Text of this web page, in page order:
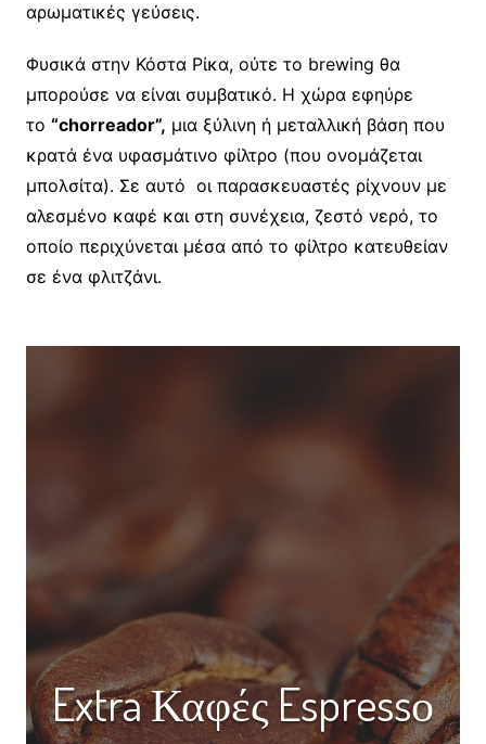
αρωματικές γεύσεις.
Φυσικά στην Κόστα Ρίκα, ούτε το brewing θα
μπορούσε να είναι συμβατικό. Η χώρα εφηύρε
το “chorreador”, μια ξύλινη ή μεταλλική βάση που
κρατά ένα υφασμάτινο φίλτρο (που ονομάζεται
μπολσίτα). Σε αυτό οι παρασκευαστές ρίχνουν με
αλεσμένο καφέ και στη συνέχεια, ζεστό νερό, το
οποίο περιχύνεται μέσα από το φίλτρο κατευθείαν
σε ένα φλιτζάνι.
Extra Καφές Espressο